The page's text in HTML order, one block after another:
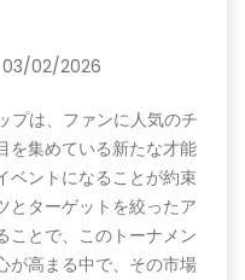
03/02/2026
プは、ファンに人気のチ
を集めている新たな才能
ベントになることが約束
とターゲットを絞ったア
ことで、このトーナメン
が高まる中で、その市場